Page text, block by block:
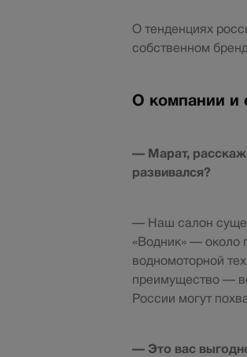
О тенденциях
собственном
О компании и
— Марат,
развивался?
— Наш салон
«Водник» — около
водномоторной
преимущество —
России могут
— Это вас